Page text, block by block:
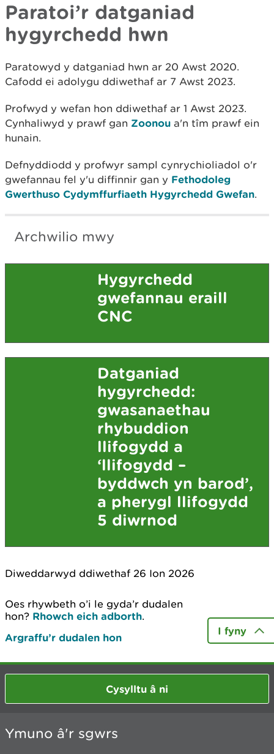
Paratoi’r datganiad
hygyrchedd hwn
Paratowyd y datganiad hwn ar 20 Awst 2020.
Cafodd ei adolygu ddiwethaf ar 7 Awst 2023.
Profwyd y wefan hon ddiwethaf ar 1 Awst 2023.
Cynhaliwyd y prawf gan Zoonou a'n tîm prawf ein
hunain.
Defnyddiodd y profwyr sampl cynrychioliadol o'r
gwefannau fel y'u diffinnir gan y Fethodoleg
Gwerthuso Cydymffurfiaeth Hygyrchedd Gwefan.
Archwilio mwy
Hygyrchedd
gwefannau eraill
CNC
Datganiad
hygyrchedd:
gwasanaethau
rhybuddion
llifogydd a
‘llifogydd –
byddwch yn barod’,
a pherygl llifogydd
5 diwrnod
Diweddarwyd ddiwethaf 26 Ion 2026
Oes rhywbeth o’i le gyda’r dudalen
hon? Rhowch eich adborth.
Argraffu’r dudalen hon
I fyny
Cysylltu â ni
Ymuno â'r sgwrs